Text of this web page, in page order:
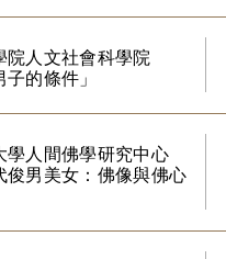
院人文社會科學院
的條件」
學人間佛學研究中心
俊男美女：佛像與佛心